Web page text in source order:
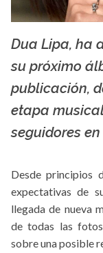
Dua Lipa, ha
su próximo
publicación,
etapa
seguidores
Desde principios
expectativas de
llegada de nueva
de todas las
sobre una posible